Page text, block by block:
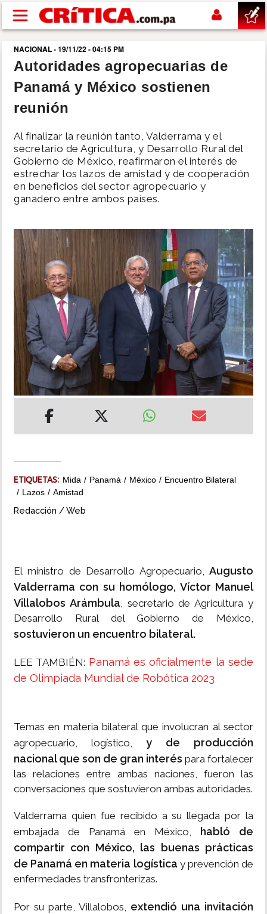
Pasar al contenido principal
buscar
SUCESOS
POLÍTICA
SHOW
MUNDO
INSÓLITAS
MULTIMEDIA
IMPRESO
NACIONAL - 19/11/22 - 04:15 PM
Autoridades agropecuarias de
Panamá y México sostienen
reunión
Al finalizar la reunión tanto, Valderrama y el
secretario de Agricultura, y Desarrollo Rural del
Gobierno de México, reafirmaron el interés de
estrechar los lazos de amistad y de cooperación
en beneficios del sector agropecuario y
ganadero entre ambos países.
ETIQUETAS: Mida Panamá México
Encuentro Bilateral
Lazos
Amistad
Redacción / Web
El ministro de Desarrollo Agropecuario, Augusto
Valderrama con su homólogo, Víctor Manuel
Villalobos Arámbula, secretario de Agricultura y
Desarrollo Rural del Gobierno de México,
sostuvieron un encuentro bilateral.
LEE TAMBIÉN: Panamá es oficialmente la sede
de Olimpiada Mundial de Robótica 2023
Temas en materia bilateral que involucran al sector
agropecuario, logístico, y de producción
nacional que son de gran interés para fortalecer
las relaciones entre ambas naciones, fueron las
conversaciones que sostuvieron ambas autoridades.
Valderrama quien fue recibido a su llegada por la
embajada de Panamá en México, habló de
compartir con México, las buenas prácticas
de Panamá en materia logística y prevención de
enfermedades transfronterizas.
Por su parte, Villalobos, extendió una invitación